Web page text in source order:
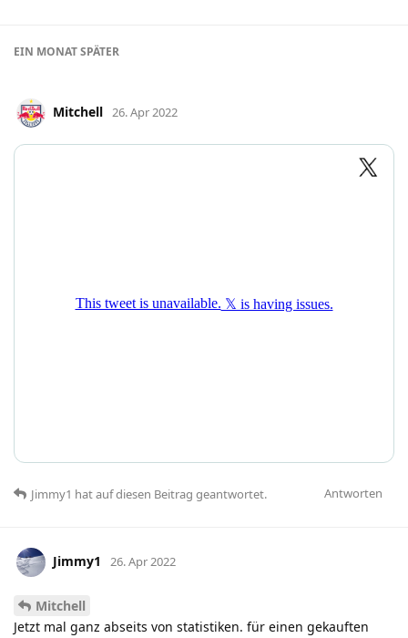
EIN MONATSPÄTER
Mitchell 26. Apr 2022
Antworten
Jimmy1 hatauf diesen Beitrag geantwortet.
Jimmy1 26. Apr 2022
Mitchell
Jetzt mal ganz abseits von statistiken. für einen gekauften